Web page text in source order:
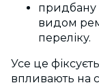
придбану
видом
переліку.
Усе це
впливають на